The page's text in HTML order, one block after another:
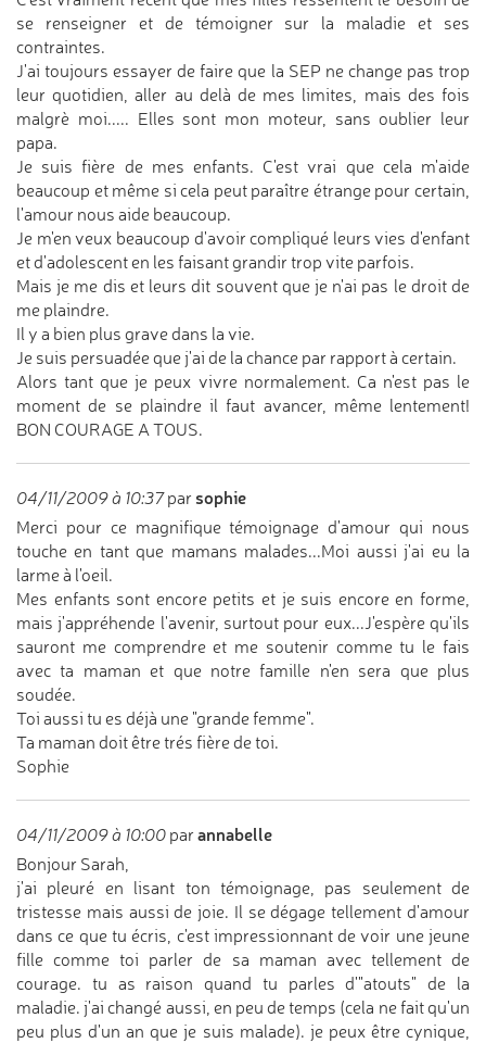
se renseigner et de témoigner sur la maladie et ses
contraintes.
J'ai toujours essayer de faire que la SEP ne change pas trop
leur quotidien, aller au delà de mes limites, mais des fois
malgrè moi..... Elles sont mon moteur, sans oublier leur
papa.
Je suis fière de mes enfants. C'est vrai que cela m'aide
beaucoup et même si cela peut paraître étrange pour certain,
l'amour nous aide beaucoup.
Je m'en veux beaucoup d'avoir compliqué leurs vies d'enfant
et d'adolescent en les faisant grandir trop vite parfois.
Mais je me dis et leurs dit souvent que je n'ai pas le droit de
me plaindre.
Il y a bien plus grave dans la vie.
Je suis persuadée que j'ai de la chance par rapport à certain.
Alors tant que je peux vivre normalement. Ca n'est pas le
moment de se plaindre il faut avancer, même lentement!
BON COURAGE A TOUS.
04/11/2009 à 10:37par sophie
Merci pour ce magnifique témoignage d'amour qui nous
touche en tant que mamans malades...Moi aussi j'ai eu la
larme à l'oeil.
Mes enfants sont encore petits et je suis encore en forme,
mais j'appréhende l'avenir, surtout pour eux...J'espère qu'ils
sauront me comprendre et me soutenir comme tu le fais
avec ta maman et que notre famille n'en sera que plus
soudée.
Toi aussi tu es déjà une "grande femme".
Ta maman doit être trés fière de toi.
Sophie
04/11/2009 à 10:00 par annabelle
Bonjour Sarah,
j'ai pleuré en lisant ton témoignage, pas seulement de
tristesse mais aussi de joie. Il se dégage tellement d'amour
dans ce que tu écris, c'est impressionnant de voir une jeune
fille comme toi parler de sa maman avec tellement de
courage. tu as raison quand tu parles d'"atouts" de la
maladie. j'ai changé aussi, en peu de temps (cela ne fait qu'un
peu plus d'un an que je suis malade). je peux être cynique,